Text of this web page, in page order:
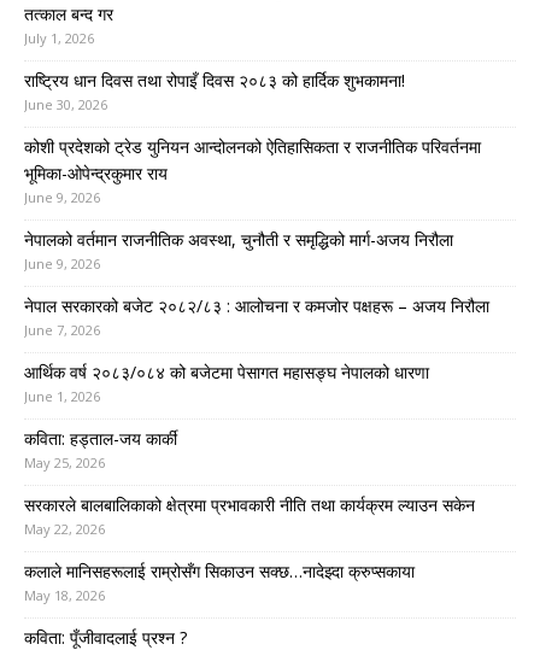
तत्काल बन्द गर
July 1, 2026
राष्ट्रिय धान दिवस तथा रोपाइँ दिवस २०८३ को हार्दिक शुभकामना!
June 30, 2026
कोशी प्रदेशको ट्रेड युनियन आन्दोलनको ऐतिहासिकता र राजनीतिक परिवर्तनमा
भूमिका-ओपेन्द्रकुमार राय
June 9, 2026
नेपालको वर्तमान राजनीतिक अवस्था, चुनौती र समृद्धिको मार्ग-अजय निरौला
June 9, 2026
नेपाल सरकारको बजेट २०८२/८३ : आलोचना र कमजोर पक्षहरू – अजय निरौला
June 7, 2026
आर्थिक वर्ष २०८३/०८४ को बजेटमा पेसागत महासङ्घ नेपालको धारणा
June 1, 2026
कविता: हड्ताल-जय कार्की
May 25, 2026
सरकारले बालबालिकाको क्षेत्रमा प्रभावकारी नीति तथा कार्यक्रम ल्याउन सकेन
May 22, 2026
कलाले मानिसहरूलाई राम्रोसँग सिकाउन सक्छ…नादेझ्दा क्रुप्सकाया
May 18, 2026
कविता: पूँजीवादलाई प्रश्न ?